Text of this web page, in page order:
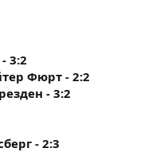
3:2
Фюрт - 2:2
- 3:2
- 2:3